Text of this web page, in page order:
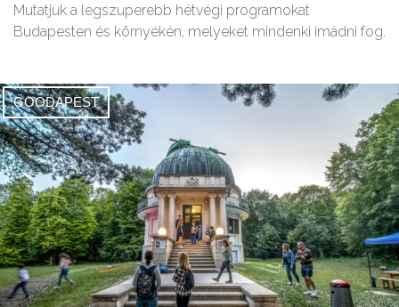
Mutatjuk a legszuperebb hétvégi programokat
Budapesten és környékén, melyeket mindenki imádni fog.
GOODAPEST